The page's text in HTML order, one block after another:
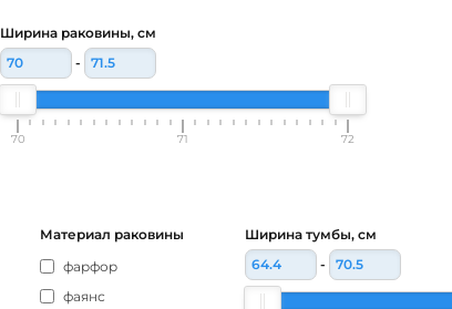
Ширина раковины, см
-
70 71 72
Материал раковины
фарфор
фаянс
Ширина тумбы, см
-